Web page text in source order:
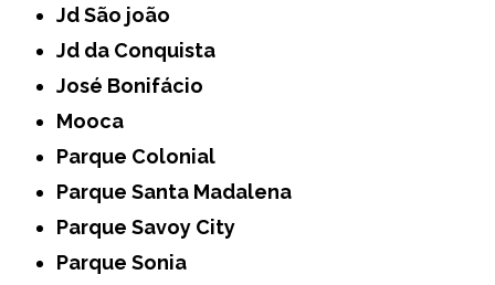
Jd São joão
Jd da Conquista
José Bonifácio
Mooca
Parque Colonial
Parque Santa Madalena
Parque Savoy City
Parque Sonia